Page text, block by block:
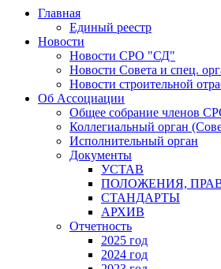
Главная
Единый реестр
Новости
Новости СРО "СД"
Новости Совета и спец.
Новости строительной
Об Ассоциации
Общее собрание членов
Коллегиальный орган
Исполнительный орган
Документы
УСТАВ
ПОЛОЖЕНИЯ,
СТАНДАРТЫ
АРХИВ
Отчетность
2025 год
2024 год